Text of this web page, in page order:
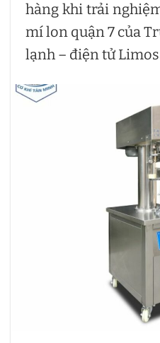
hàng khi trải
mí lon quận 7 của
lạnh – điện tử